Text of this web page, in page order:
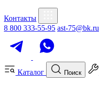
Контакты
8 800 333-55-95 ast-75@bk.ru
Каталог Поиск